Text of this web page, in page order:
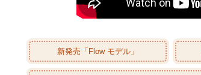
新発売「Flow モデル」